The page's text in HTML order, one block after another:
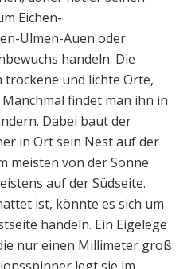
Eichen-
Ulmen-Auen oder
handeln. Die
trockene und lichte Orte,
findet man ihn in
Dabei baut der
in Ort sein Nest auf der
meisten von der Sonne
auf der Südseite.
ist, könnte es sich um
handeln. Ein Eigelege
nur einen Millimeter groß